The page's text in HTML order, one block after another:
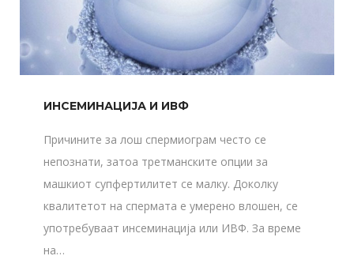
ИНСЕМИНАЦИЈА И ИВФ
Причините за лош спермиограм често се
непознати, затоа третманските опции за
машкиот супфертилитет се малку. Доколку
квалитетот на спермата е умерено влошен, се
употребуваат инсеминација или ИВФ. За време
на…